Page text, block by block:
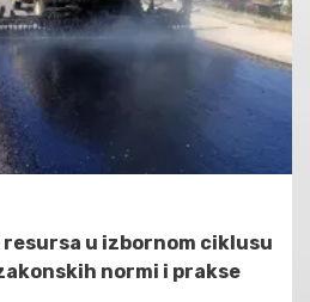
u izbornom ciklusu
normi i prakse